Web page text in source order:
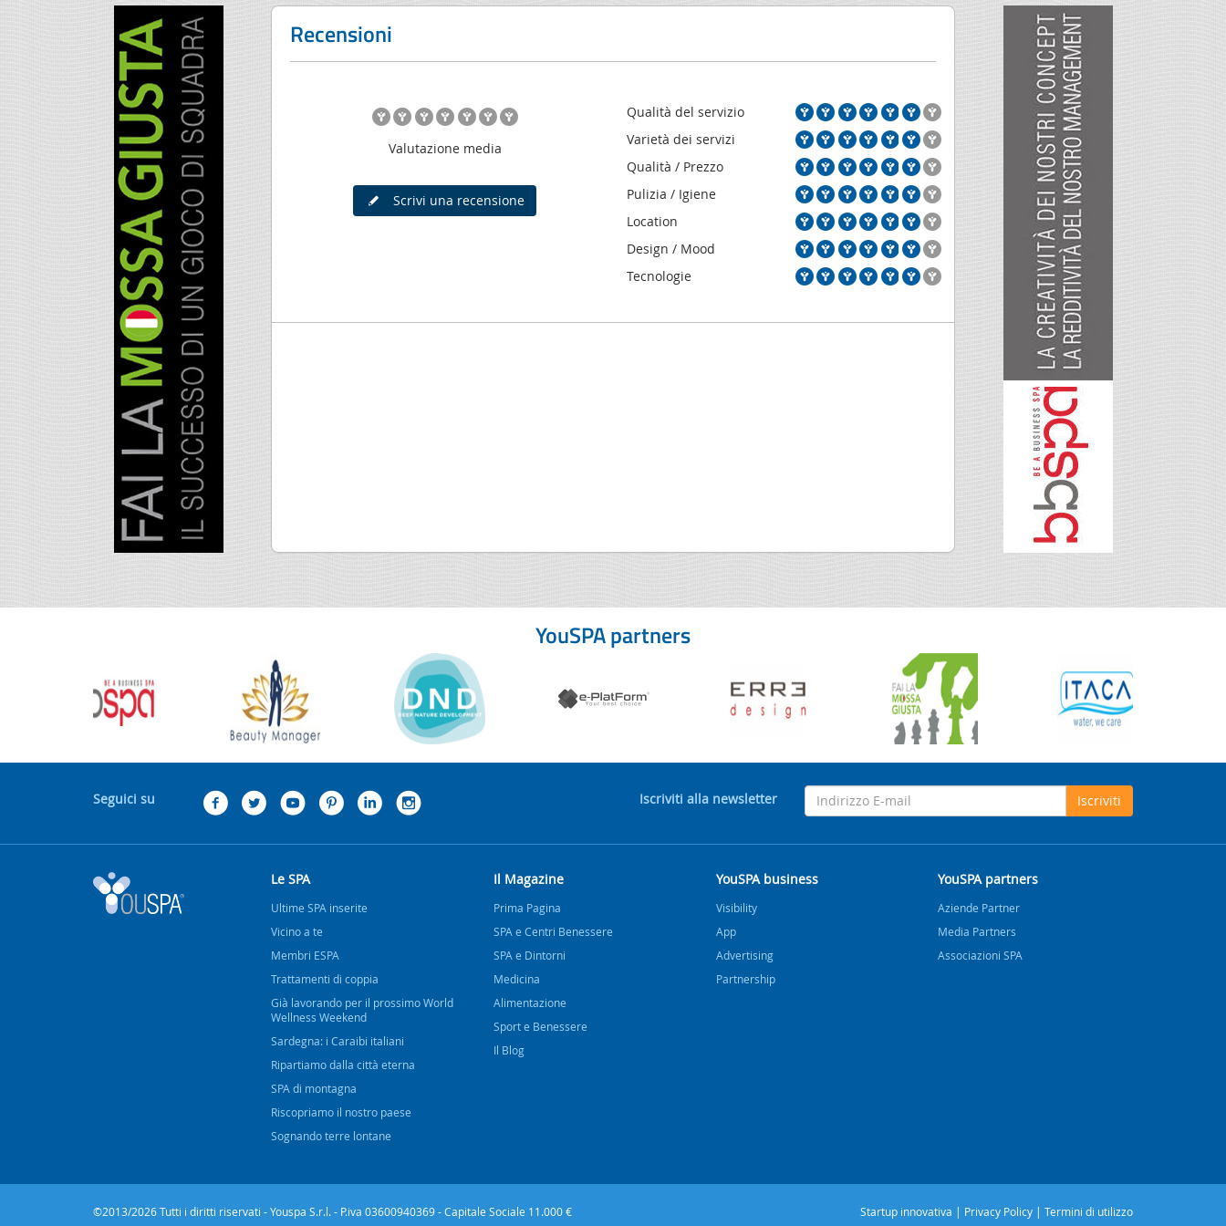
Recensioni
Valutazione media
Scrivi una recensione
Qualità del servizio
Varietà dei servizi
Qualità / Prezzo
Pulizia / Igiene
Location
Design / Mood
Tecnologie
YouSPA partners
Seguici su Iscriviti alla newsletter Iscriviti
Le SPA
Ultime SPA inserite
Vicino a te
Membri ESPA
Trattamenti di coppia
Già lavorando per il prossimo World
Wellness Weekend
Sardegna: i Caraibi italiani
Ripartiamo dalla città eterna
SPA di montagna
Riscopriamo il nostro paese
Sognando terre lontane
Il Magazine
Prima Pagina
SPA e Centri Benessere
SPA e Dintorni
Medicina
Alimentazione
Sport e Benessere
Il Blog
YouSPA business
Visibility
App
Advertising
Partnership
YouSPA partners
Aziende Partner
Media Partners
Associazioni SPA
©2013/2026 Tutti i diritti riservati - Youspa S.r.l. - P.iva 03600940369 - Capitale Sociale 11.000 € Startup innovativa | Privacy Policy | Termini di utilizzo